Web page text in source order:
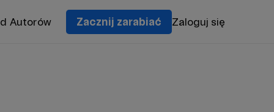
Autorów Zacznij zarabiać Zaloguj się